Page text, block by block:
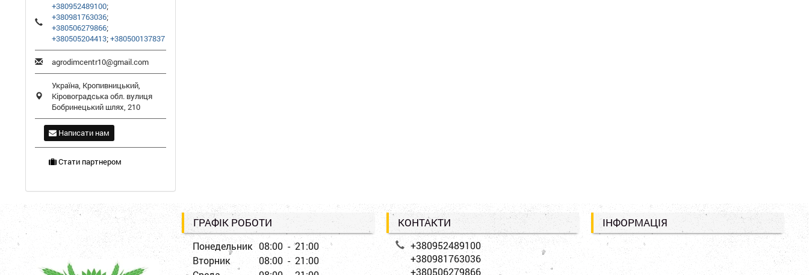
+380952489100;
+380981763036;
+380506279866;
+380505204413;+380500137837
agrodimcentr10@gmail.com
Україна, Кропивницький,
Кіровоградська обл. вулиця
Бобринецький шлях, 210
Написати нам
Стати партнером
ГРАФІК РОБОТИ
Понедельник 08:00 - 21:00
Вторник
08:00 - 21:00
КОНТАКТИ
+380952489100
+380981763036
+380506279866
ІНФОРМАЦІЯ